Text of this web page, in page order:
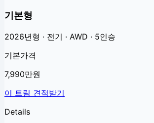
기본형
2026년형 · 전기 · AWD · 5인승
기본가격
7,990만원
이 트림 견적받기
Details